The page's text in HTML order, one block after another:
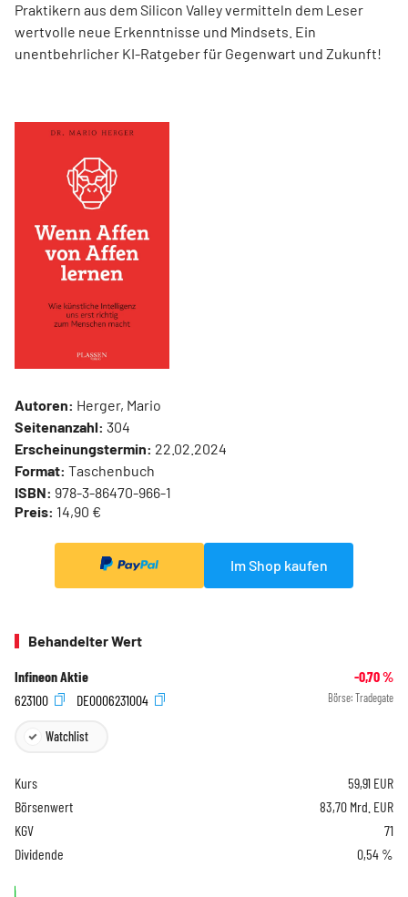
Praktikern aus dem Silicon Valley vermitteln dem Leser
wertvolle neue Erkenntnisse und Mindsets. Ein
unentbehrlicher KI-Ratgeber für Gegenwart und Zukunft!
Autoren: Herger, Mario
Seitenanzahl: 304
Erscheinungstermin: 22.02.2024
Format: Taschenbuch
ISBN: 978-3-86470-966-1
Preis: 14,90 €
Im Shop kaufen
Behandelter Wert
Infineon Aktie -0,70%
623100
DE0006231004 Börse: Tradegate
Watchlist
Kurs 59,91 EUR
Börsenwert
83,70 Mrd. EUR
KGV
71
Dividende
0,54 %